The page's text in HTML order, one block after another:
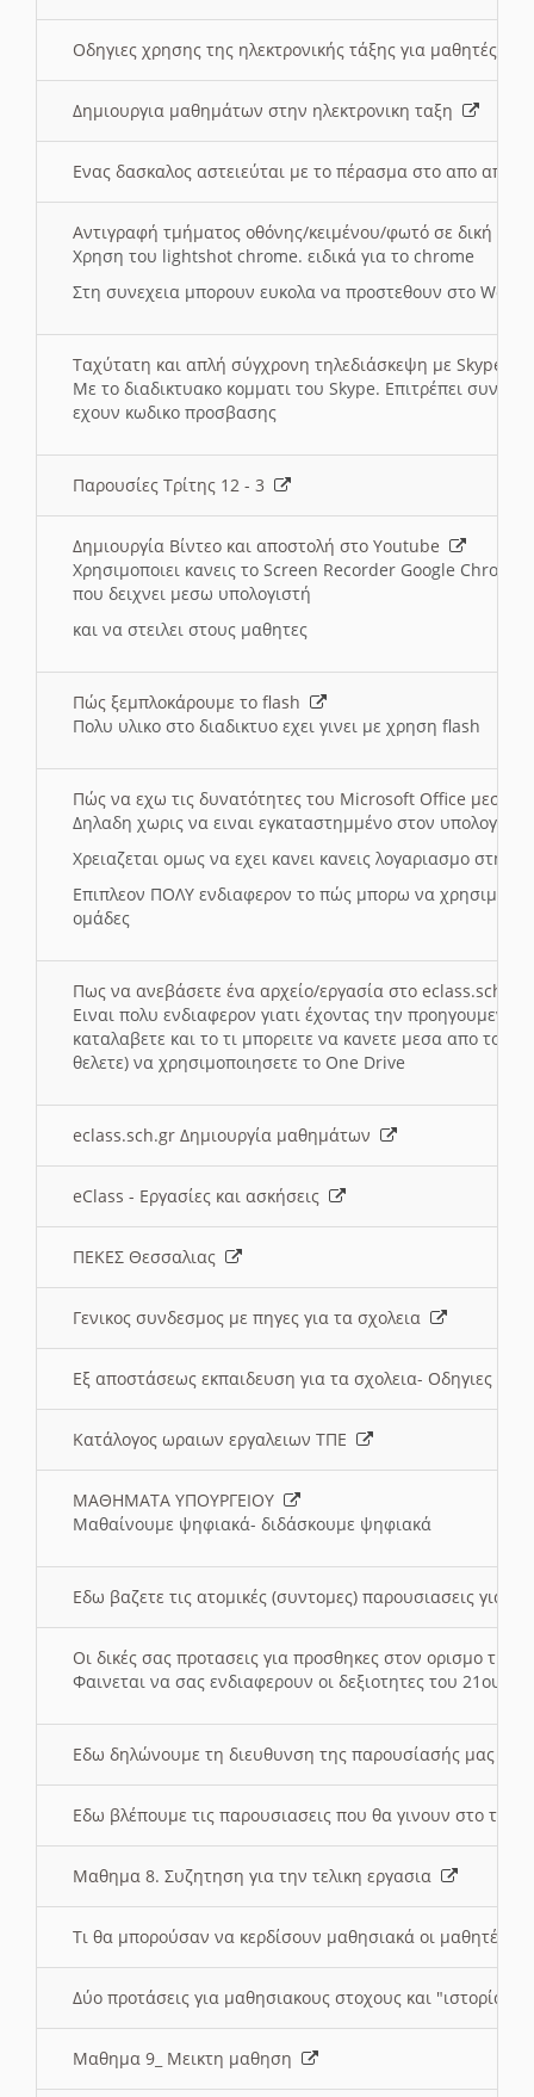
Οδηγιες χρησης της ηλεκτρονικής τάξης για μαθητές
Δημιουργια μαθημάτων στην ηλεκτρονικη ταξη
Ενας δασκαλος αστειεύται με το πέρασμα στο απο
Αντιγραφή τμήματος οθόνης/κειμένου/φωτό σε δική
Χρηση του lightshot chrome. ειδικά για το chrome
Στη συνεχεια μπορουν ευκολα να προστεθουν στο Word
Ταχύτατη και απλή σύγχρονη τηλεδιάσκεψη με Skype
Με το διαδικτυακο κομματι του Skype. Επιτρέπει
εχουν κωδικο προσβασης
Παρουσίες Τρίτης 12 - 3
Δημιουργία Βίντεο και αποστολή στο Youtube
Χρησιμοποιει κανεις το Screen Recorder Google Chrome
που δειχνει μεσω υπολογιστή
και να στειλει στους μαθητες
Πώς ξεμπλοκάρουμε το flash
Πολυ υλικο στο διαδικτυο εχει γινει με χρηση flash
Πώς να εχω τις δυνατότητες του Microsoft Office μεσω
Δηλαδη χωρις να ειναι εγκαταστημμένο στον
Χρειαζεται ομως να εχει κανει κανεις λογαριασμο στη
Επιπλεον ΠΟΛΥ ενδιαφερον το πώς μπορω να
ομάδες
Πως να ανεβάσετε ένα αρχείο/εργασία στο eclass.sch.gr
Ειναι πολυ ενδιαφερον γιατι έχοντας την
καταλαβετε και το τι μπορειτε να κανετε μεσα απο το
θελετε) να χρησιμοποιησετε το One Drive
eclass.sch.gr Δημιουργία μαθημάτων
eClass - Εργασίες και ασκήσεις
ΠΕΚΕΣ Θεσσαλιας
Γενικος συνδεσμος με πηγες για τα σχολεια
Εξ αποστάσεως εκπαιδευση για τα σχολεια- Οδηγιες
Κατάλογος ωραιων εργαλειων ΤΠΕ
ΜΑΘΗΜΑΤΑ ΥΠΟΥΡΓΕΙΟΥ
Μαθαίνουμε ψηφιακά- διδάσκουμε ψηφιακά
Εδω βαζετε τις ατομικές (συντομες) παρουσιασεις για
Οι δικές σας προτασεις για προσθηκες στον ορισμο
Φαινεται να σας ενδιαφερουν οι δεξιοτητες του 21ου
Εδω δηλώνουμε τη διευθυνση της παρουσίασής μας
Εδω βλέπουμε τις παρουσιασεις που θα γινουν στο
Μαθημα 8. Συζητηση για την τελικη εργασια
Τι θα μπορούσαν να κερδίσουν μαθησιακά οι μαθητές/
Δύο προτάσεις για μαθησιακους στοχους και "ιστορία"
Μαθημα 9_ Μεικτη μαθηση